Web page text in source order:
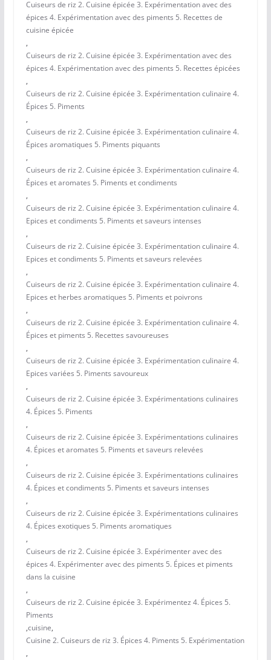
Cuiseurs de riz 2. Cuisine épicée 3. Expérimentation avec des
épices 4. Expérimentation avec des piments 5. Recettes de
cuisine épicée
,
Cuiseurs de riz 2. Cuisine épicée 3. Expérimentation avec des
épices 4. Expérimentation avec des piments 5. Recettes épicées
,
Cuiseurs de riz 2. Cuisine épicée 3. Expérimentation culinaire 4.
Épices 5. Piments
,
Cuiseurs de riz 2. Cuisine épicée 3. Expérimentation culinaire 4.
Épices aromatiques 5. Piments piquants
,
Cuiseurs de riz 2. Cuisine épicée 3. Expérimentation culinaire 4.
Épices et aromates 5. Piments et condiments
,
Cuiseurs de riz 2. Cuisine épicée 3. Expérimentation culinaire 4.
Epices et condiments 5. Piments et saveurs intenses
,
Cuiseurs de riz 2. Cuisine épicée 3. Expérimentation culinaire 4.
Epices et condiments 5. Piments et saveurs relevées
,
Cuiseurs de riz 2. Cuisine épicée 3. Expérimentation culinaire 4.
Epices et herbes aromatiques 5. Piments et poivrons
,
Cuiseurs de riz 2. Cuisine épicée 3. Expérimentation culinaire 4.
Épices et piments 5. Recettes savoureuses
,
Cuiseurs de riz 2. Cuisine épicée 3. Expérimentation culinaire 4.
Epices variées 5. Piments savoureux
,
Cuiseurs de riz 2. Cuisine épicée 3. Expérimentations culinaires
4. Épices 5. Piments
,
Cuiseurs de riz 2. Cuisine épicée 3. Expérimentations culinaires
4. Épices et aromates 5. Piments et saveurs relevées
,
Cuiseurs de riz 2. Cuisine épicée 3. Expérimentations culinaires
4. Épices et condiments 5. Piments et saveurs intenses
,
Cuiseurs de riz 2. Cuisine épicée 3. Expérimentations culinaires
4. Épices exotiques 5. Piments aromatiques
,
Cuiseurs de riz 2. Cuisine épicée 3. Expérimenter avec des
épices 4. Expérimenter avec des piments 5. Épices et piments
dans la cuisine
,
Cuiseurs de riz 2. Cuisine épicée 3. Expérimentez 4. Épices 5.
Piments
,cuisine,
Cuisine 2. Cuiseurs de riz 3. Épices 4. Piments 5. Expérimentation
,